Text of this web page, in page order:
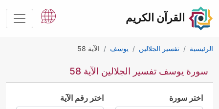
القرآن الكريم
الرئيسية تفسير الجلالين يوسف الآية 58
سورة يوسف تفسير الجلالين الآية 58
اختر سورة اختر رقم الآية